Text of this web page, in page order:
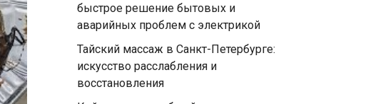
быстрое решение бытовых и
аварийных проблем с электрикой
Тайский массаж в Санкт-Петербурге:
искусство расслабления и
восстановления